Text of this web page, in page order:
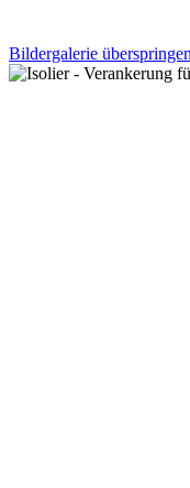
Bildergalerie überspringen